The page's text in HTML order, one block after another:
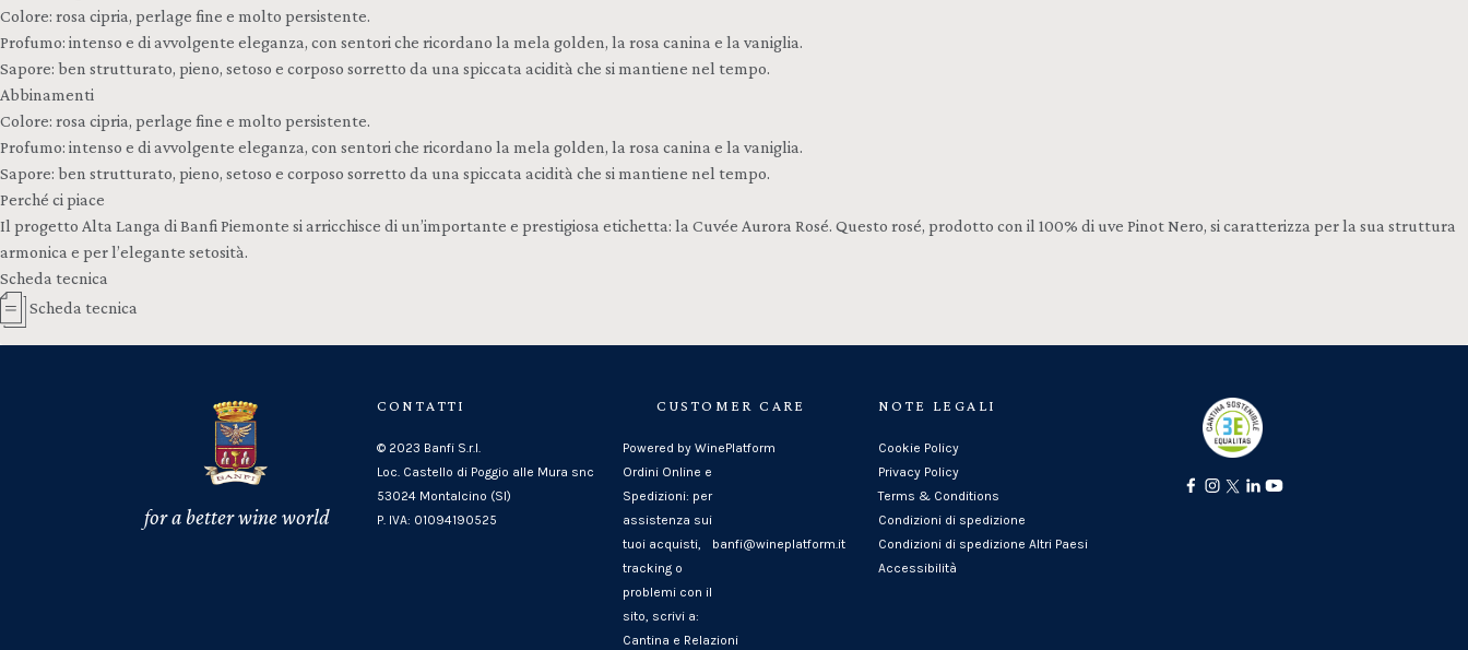
Colore: rosa cipria, perlage fine e molto persistente.
Profumo: intenso e di avvolgente eleganza, con sentori che ricordano la mela golden, la rosa canina e la vaniglia.
Sapore: ben strutturato, pieno, setoso e corposo sorretto da una spiccata acidità che si mantiene nel tempo.
Abbinamenti
Colore: rosa cipria, perlage fine e molto persistente.
Profumo: intenso e di avvolgente eleganza, con sentori che ricordano la mela golden, la rosa canina e la vaniglia.
Sapore: ben strutturato, pieno, setoso e corposo sorretto da una spiccata acidità che si mantiene nel tempo.
Perché ci piace
Il progetto Alta Langa di Banfi Piemonte si arricchisce di un’importante e prestigiosa etichetta: la Cuvée Aurora Rosé. Questo rosé, prodotto con il 100% di uve Pinot Nero, si caratterizza per la sua struttura
armonica e per l’elegante setosità.
Scheda tecnica
Scheda tecnica
for a better wine world
CONTATTI
© 2023 Banfi S.r.l.
Loc. Castello di Poggio alle Mura snc
53024 Montalcino (SI)
P. IVA: 01094190525
CUSTOMER CARE
Powered by WinePlatform
Ordini Online e
Spedizioni: per
assistenza sui
tuoi acquisti,
tracking o
problemi con il
sito, scrivi a:
banfi@wineplatform.it
Cantina e Relazioni
NOTE LEGALI
Cookie Policy
Privacy Policy
Terms & Conditions
Condizioni di spedizione
Condizioni di spedizione Altri Paesi
Accessibilità